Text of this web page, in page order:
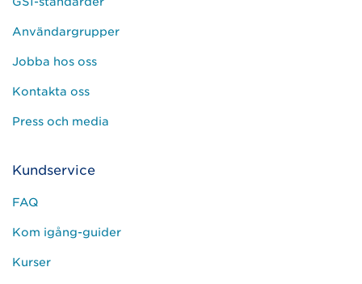
Användargrupper
Jobba hos oss
Kontakta oss
Press och media
Kundservice
FAQ
Kom igång-guider
Kurser